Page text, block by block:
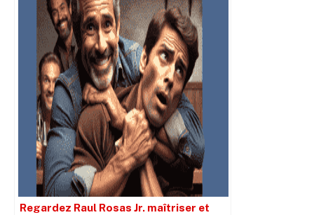
Regardez Raul Rosas Jr. maîtriser et